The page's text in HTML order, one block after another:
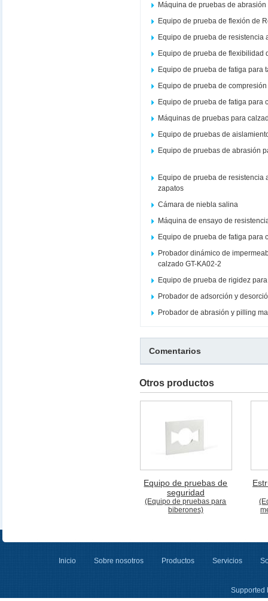
Máquina de pruebas de
Equipo de prueba de flexión de
Equipo de prueba de resistencia
Equipo de prueba de flexibilidad
Equipo de prueba de fatiga para
Equipo de prueba de
Equipo de prueba de fatiga para
Máquinas de pruebas para
Equipo de pruebas de
Equipo de pruebas de abrasión
Equipo de prueba de resistencia
zapatos
Cámara de niebla salina
Máquina de ensayo de
Equipo de prueba de fatiga para
Probador dinámico de
calzado GT-KA02-2
Equipo de prueba de rigidez
Probador de adsorción y
Probador de abrasión y pilling
Comentarios
Otros productos
Equipo de pruebas de
seguridad
(Equipo de pruebas para
biberones)
Inicio Sobre nosotros Productos Servicios
Supported